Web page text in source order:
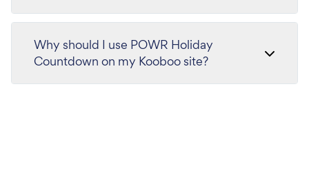
Why should I use POWR Holiday
Countdown on my Kooboo site?